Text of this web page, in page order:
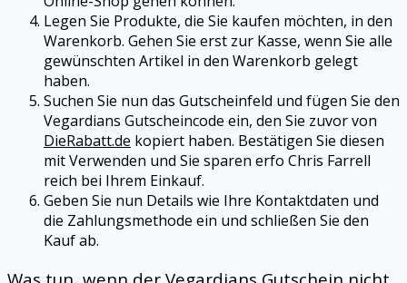
Legen Sie Produkte, die Sie kaufen möchten, in den
Warenkorb. Gehen Sie erst zur Kasse, wenn Sie alle
gewünschten Artikel in den Warenkorb gelegt
haben.
Suchen Sie nun das Gutscheinfeld und fügen Sie den
Vegardians Gutscheincode ein, den Sie zuvor von
DieRabatt.de kopiert haben. Bestätigen Sie diesen
mit Verwenden und Sie sparen erfo Chris Farrell
reich bei Ihrem Einkauf.
Geben Sie nun Details wie Ihre Kontaktdaten und
die Zahlungsmethode ein und schließen Sie den
Kauf ab.